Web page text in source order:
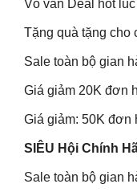
Vô vàn Deal hot
Tặng quà tặng cho
Sale toàn bộ gian
Giá giảm 20K đơn
Giá giảm: 50K đơn
SIÊU Hội Chính
Sale toàn bộ gian